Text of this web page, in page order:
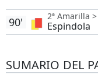
2ª Amarilla
Espindola
90'
SUMARIO DEL